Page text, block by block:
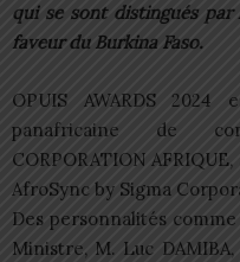
qui se sont distingués par
faveur du Burkina Faso.
OPUIS AWARDS
panafricaine de
CORPORATION
AfroSync by Sigma
Des personnalités
Ministre, M. Luc